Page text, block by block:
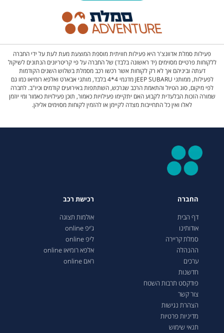
פעילות סמלת אדוונצ'ר היא פעילות חוויתית מוספת המוצעת מעת לעת על ידי החברה
ללקוחות פרטיים מסוימים (יד ראשונה בלבד) של החברה על פי קריטריונים הנתונים לשיקול
דעתה וביניהם אך לא רק לקוחות אשר רכשו רכב מסמלת בשלוש השנים הקודמות
לפעילות, ממותגי JEEP SUBARU מדגמי 4*4 בלבד, מותגי אבארט ואלפא רומיאו כמו גם
לפי מיקום, סוג הטיול והתאמת הרכב שנרכש, השתתפות באירועים קודמים וכיו"ב. לחברה
שמורה הזכות הבלעדית לקבוע האם יתקיימו פעילויות כאמור, תוכן פעילויות כאמור ומי יוזמן
לאלו ואין כל התחייבות מצדה לקיימן או להזמין לקוחות מסוימים אליהן.
החברה
דף הבית
אודותינו
סמלת קריירה
ההנהלה
ערכים
חדשנות
פודקסט תרבות השטח
צור קשר
הצהרת נגישות
מדיניות פרטיות
תנאי שימוש
רכישת רכב
אולמות תצוגה
ג’יפ online
ליפ online
אלפא רומיאו online
ראם online